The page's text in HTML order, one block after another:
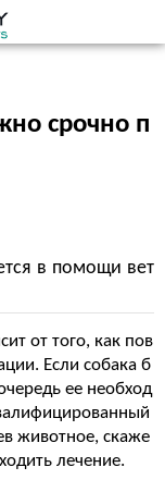
срочно п
в помощи вет
от того, как пов
Если собака б
ее необход
животное, скаже
лечение.